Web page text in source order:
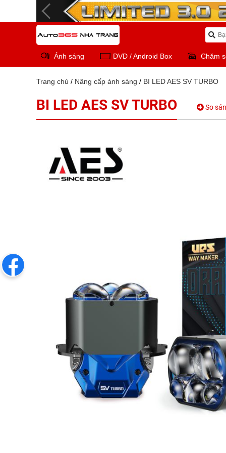
Ánh sáng DVD / Android Box Chăm
Trang chủ / Nâng cấp ánh sáng / BI LED AES SV TURBO
BI LED AES SV TURBO So